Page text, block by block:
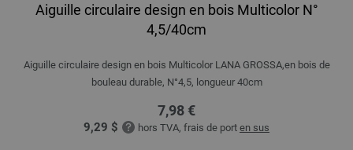
Aiguille circulaire design en bois Multicolor N°
4,5/40cm
Aiguille circulaire design en bois Multicolor LANA GROSSA,en bois de
bouleau durable, N°4,5, longueur 40cm
7,98 €
9,29 $ hors TVA, frais de port en sus